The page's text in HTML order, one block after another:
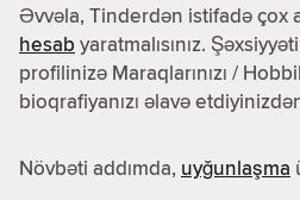
Əvvəla, Tinderdən istifadə çox
hesab yaratmalısınız.
profilinizə Maraqlarınızı /
bioqrafiyanızı əlavə
Növbəti addımda, uyğunlaşma